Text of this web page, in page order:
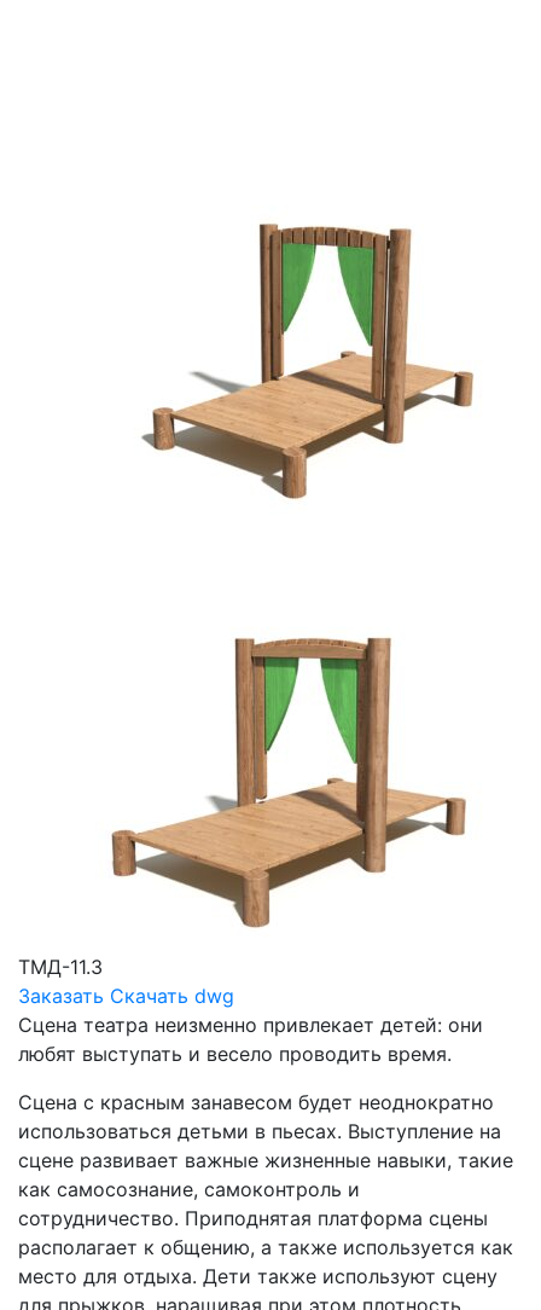
ТМД-11.3
Заказать Скачать dwg
Сцена театра неизменно привлекает детей: они
любят выступать и весело проводить время.
Сцена с красным занавесом будет неоднократно
использоваться детьми в пьесах. Выступление на
сцене развивает важные жизненные навыки, такие
как самосознание, самоконтроль и
сотрудничество. Приподнятая платформа сцены
располагает к общению, а также используется как
место для отдыха. Дети также используют сцену
для прыжков, наращивая при этом плотность